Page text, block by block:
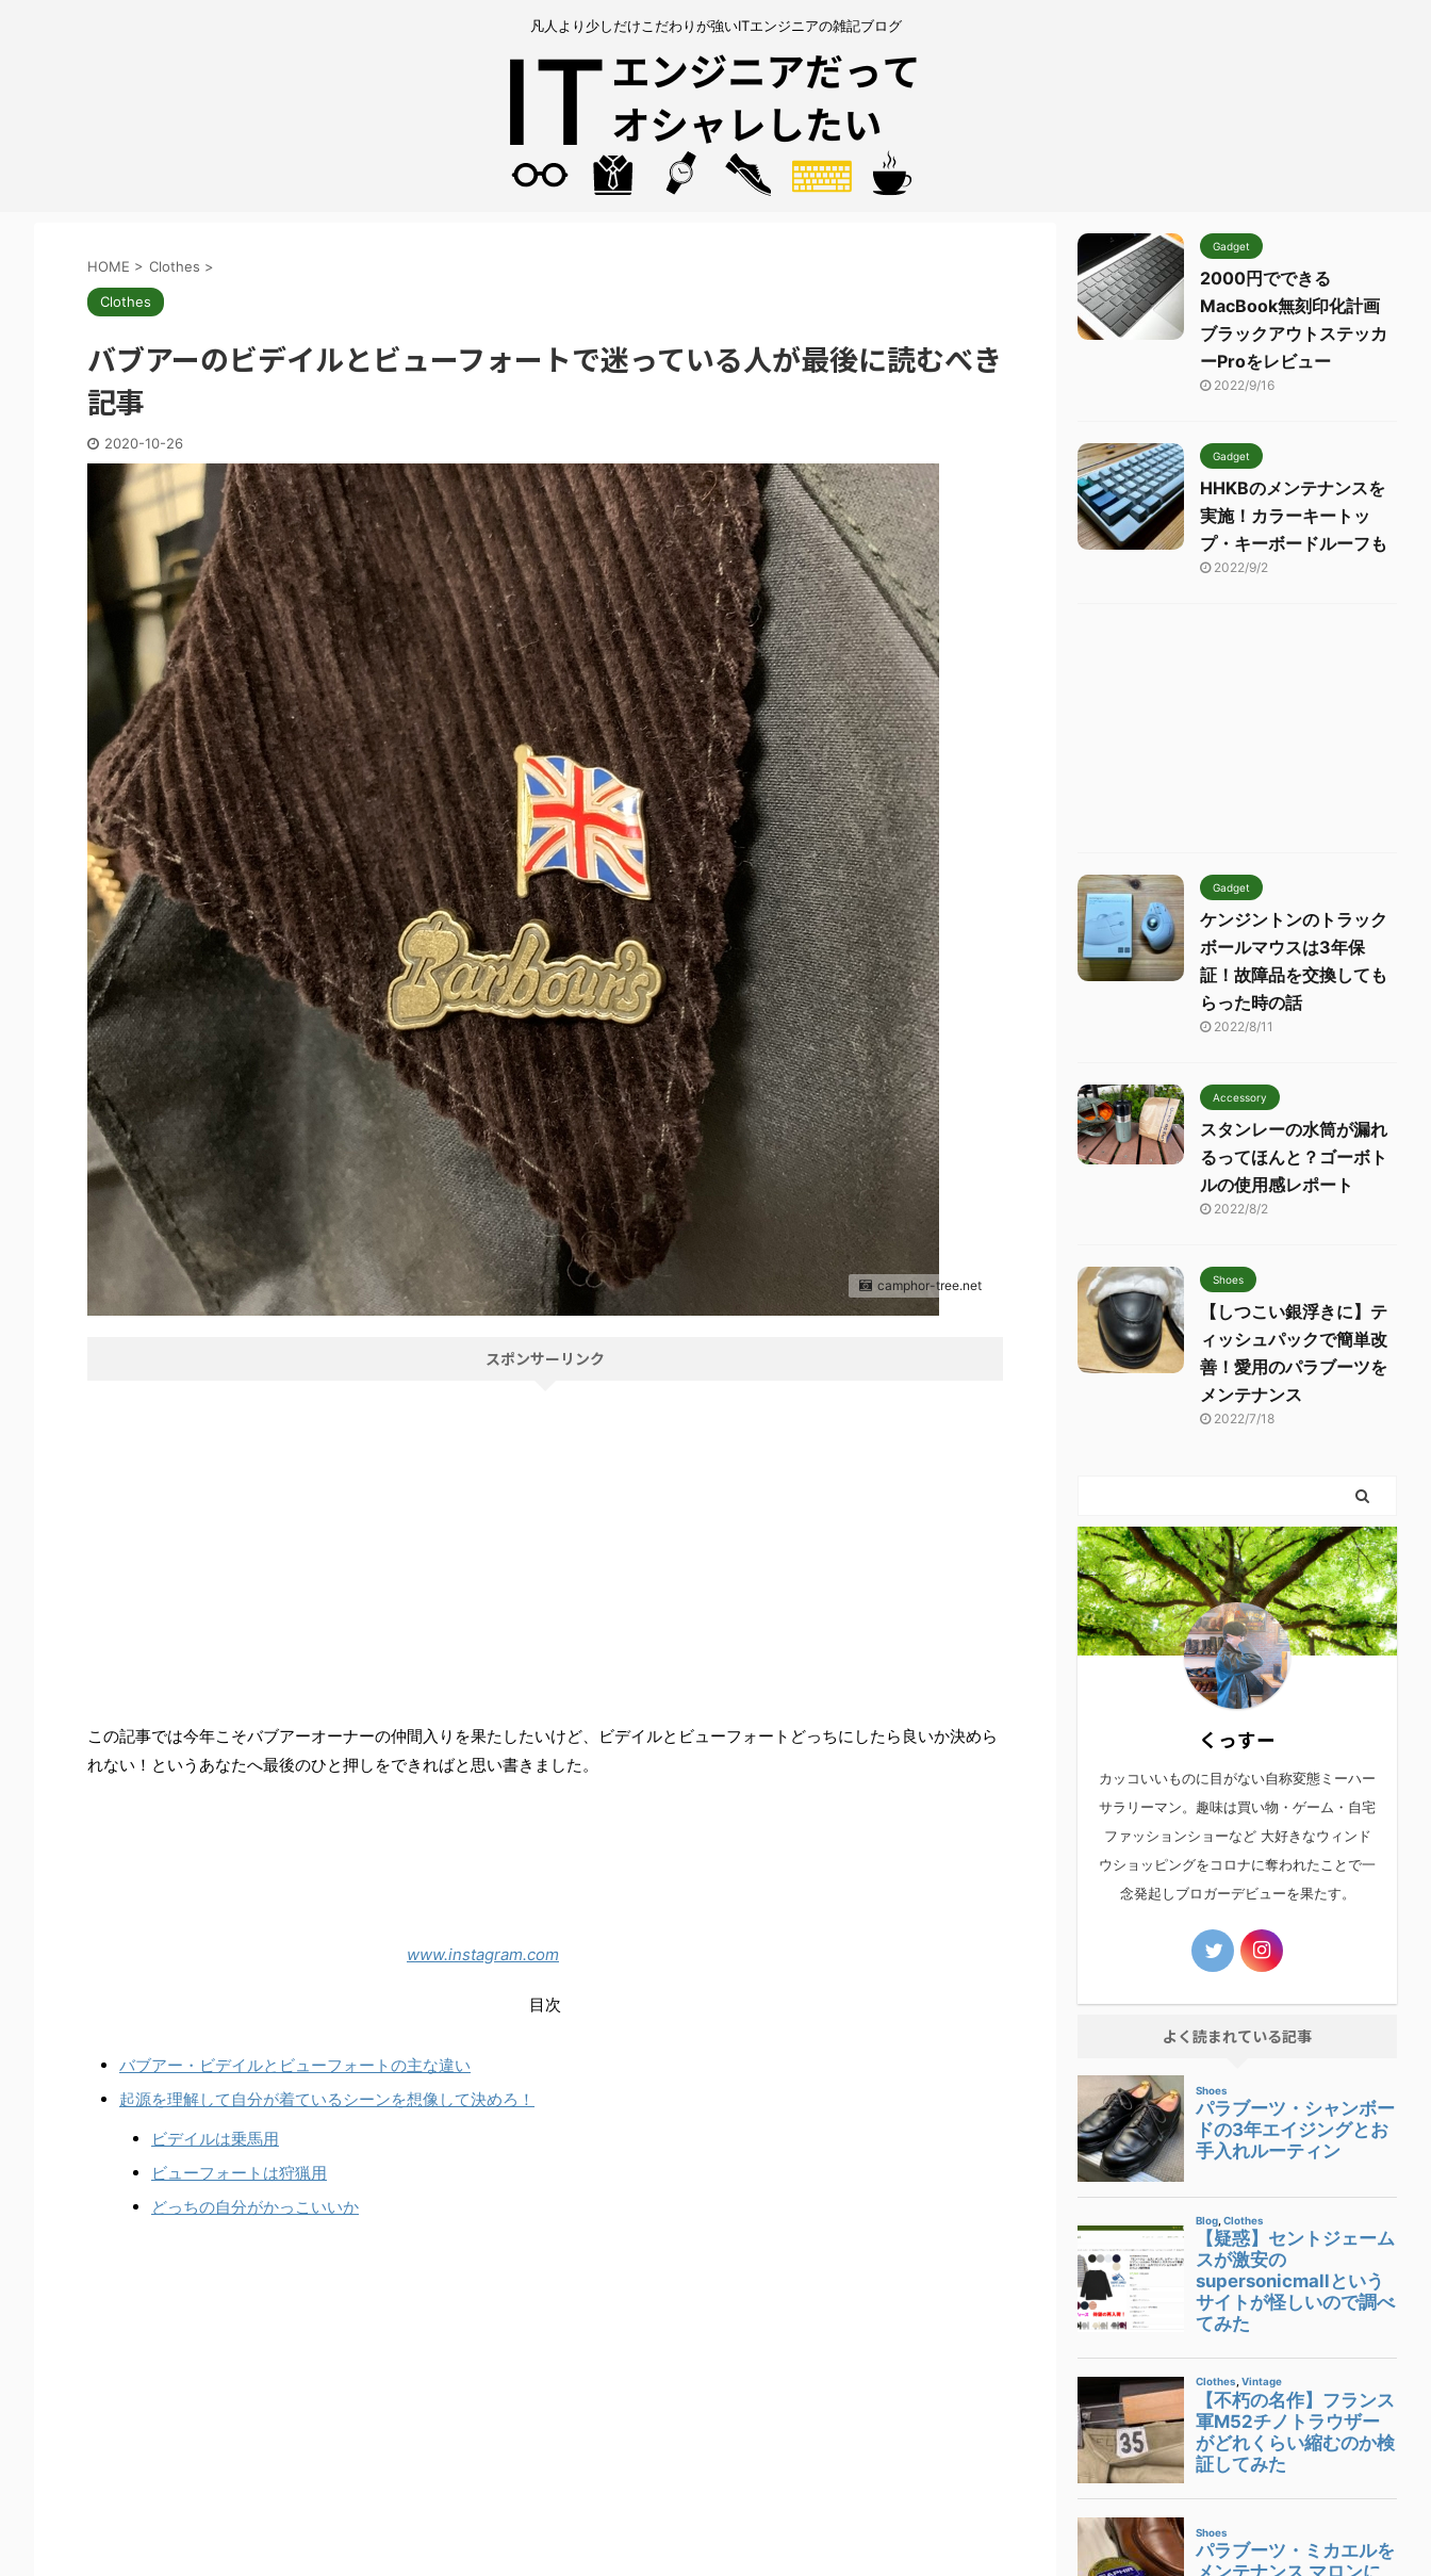
凡人より少しだけこだわりが強いITエンジニアの雑記ブログ
HOME > Clothes >
Clothes
バブアーのビデイルとビューフォートで迷っている人が最後に読むべき
記事
2020-10-26
camphor-tree.net
スポンサーリンク
この記事では今年こそバブアーオーナーの仲間入りを果たしたいけど、ビデイルとビューフォートどっちにしたら良いか決めら
れない！というあなたへ最後のひと押しをできればと思い書きました。
www.instagram.com
目次
バブアー・ビデイルとビューフォートの主な違い
起源を理解して自分が着ているシーンを想像して決めろ！
ビデイルは乗馬用
ビューフォートは狩猟用
どっちの自分がかっこいいか
Gadget
2000円でできる
MacBook無刻印化計画
ブラックアウトステッカ
ーProをレビュー
2022/9/16
Gadget
HHKBのメンテナンスを
実施！カラーキートッ
プ・キーボードルーフも
2022/9/2
Gadget
ケンジントンのトラック
ボールマウスは3年保
証！故障品を交換しても
らった時の話
2022/8/11
Accessory
スタンレーの水筒が漏れ
るってほんと？ゴーボト
ルの使用感レポート
2022/8/2
Shoes
【しつこい銀浮きに】テ
ィッシュパックで簡単改
善！愛用のパラブーツを
メンテナンス
2022/7/18
くっすー
カッコいいものに目がない自称変態ミーハー
サラリーマン。趣味は買い物・ゲーム・自宅
ファッションショーなど 大好きなウィンド
ウショッピングをコロナに奪われたことで一
念発起しブロガーデビューを果たす。
よく読まれている記事